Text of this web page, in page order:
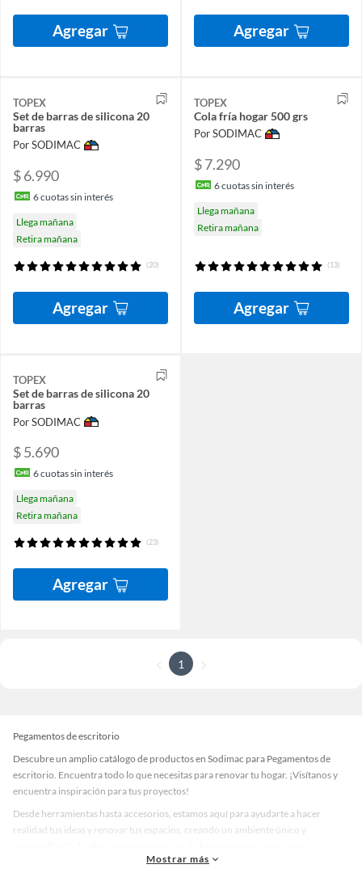
Agregar Agregar
TOPEX
Set de barras de silicona 20
barras
Por SODIMAC
$ 6.990
6cuotas sin interés
Llega mañana
Retira mañana
(20)
Agregar
TOPEX
Cola fría hogar 500 grs
Por SODIMAC
$ 7.290
6cuotas sin interés
Llega mañana
Retira mañana
(13)
Agregar
TOPEX
Set de barras de silicona 20
barras
Por SODIMAC
$ 5.690
6cuotas sin interés
Llega mañana
Retira mañana
(23)
Agregar
1
Pegamentos de escritorio
Descubre un amplio catálogo de productos en Sodimac para Pegamentos de
escritorio. Encuentra todo lo que necesitas para renovar tu hogar. ¡Visítanos y
encuentra inspiración para tus proyectos!
Desde herramientas hasta accesorios, estamos aquí para ayudarte a hacer
realidad tus ideas y renovar tus espacios, creando un ambiente único y
accesorios de calidad que te ayudarán a crear un espacio más tú.
Mostrar más